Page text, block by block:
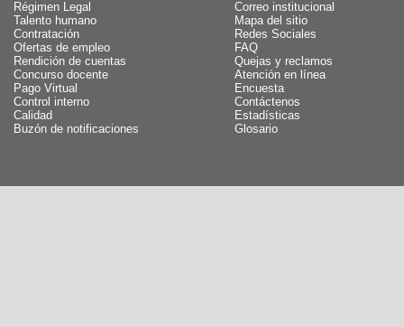
Régimen Legal
Talento humano
Contratación
Ofertas de empleo
Rendición de cuentas
Concurso docente
Pago Virtual
Control interno
Calidad
Buzón de notificaciones
Correo institucional
Mapa del sitio
Redes Sociales
FAQ
Quejas y reclamos
Atención en línea
Encuesta
Contáctenos
Estadísticas
Glosario